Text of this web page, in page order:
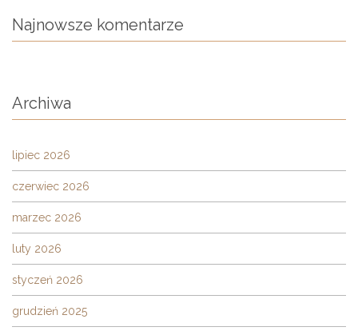
Najnowsze komentarze
Archiwa
lipiec 2026
czerwiec 2026
marzec 2026
luty 2026
styczeń 2026
grudzień 2025